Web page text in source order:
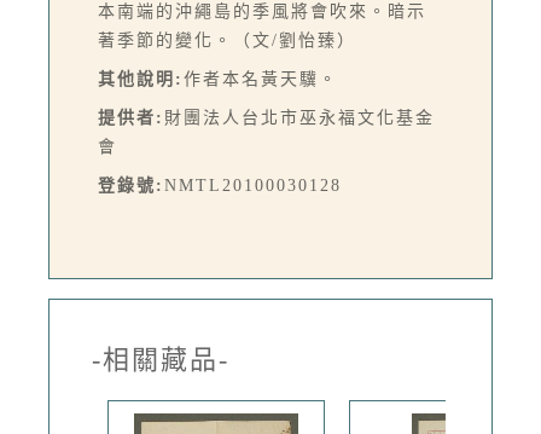
本南端的沖繩島的季風將會吹來。暗示
著季節的變化。（文/劉怡臻）
其他說明: 作者本名黃天驥。
提供者: 財團法人台北市巫永福文化基金
會
登錄號: NMTL20100030128
-相關藏品-